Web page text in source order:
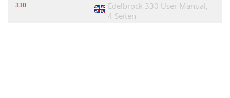
330
Edelbrock 330 User Manual,
4 Seiten